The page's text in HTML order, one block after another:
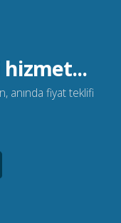
anında fiyat teklifi